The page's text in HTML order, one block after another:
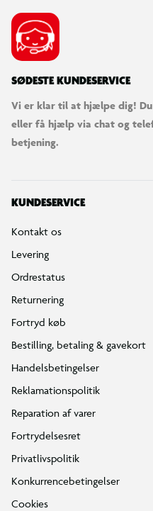
SØDESTE KUNDESERVICE
Vi er klar til at hjælpe dig!
eller få hjælp via chat og
betjening.
KUNDESERVICE
Kontakt os
Levering
Ordrestatus
Returnering
Fortryd køb
Bestilling, betaling & gavekort
Handelsbetingelser
Reklamationspolitik
Reparation af varer
Fortrydelsesret
Privatlivspolitik
Konkurrencebetingelser
Cookies